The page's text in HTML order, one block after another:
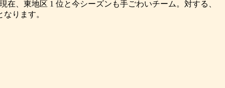
、東地区 1 位と今シーズンも手ごわいチーム。対する、
ります。